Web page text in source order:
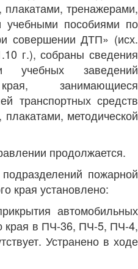
плакатами, тренажерами,
учебными пособиями по
совершении ДТП» (исх.
г.), собраны сведения
учебных заведений
занимающиеся
транспортных средств
методической
продолжается.
пожарной
края установлено:
автомобильных
края в ПЧ-36, ПЧ-5, ПЧ-4,
Устранено в ходе